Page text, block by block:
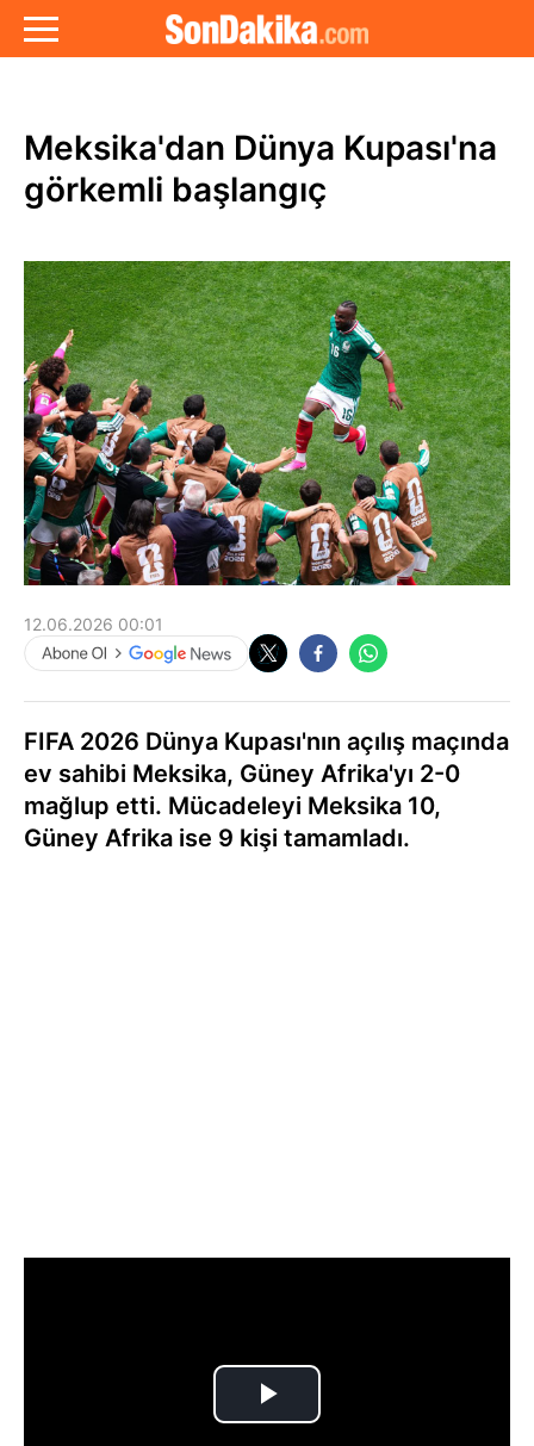
Meksika'dan Dünya Kupası'na
görkemli başlangıç
12.06.2026 00:01
FIFA 2026 Dünya Kupası'nın açılış maçında
ev sahibi Meksika, Güney Afrika'yı 2-0
mağlup etti. Mücadeleyi Meksika 10,
Güney Afrika ise 9 kişi tamamladı.